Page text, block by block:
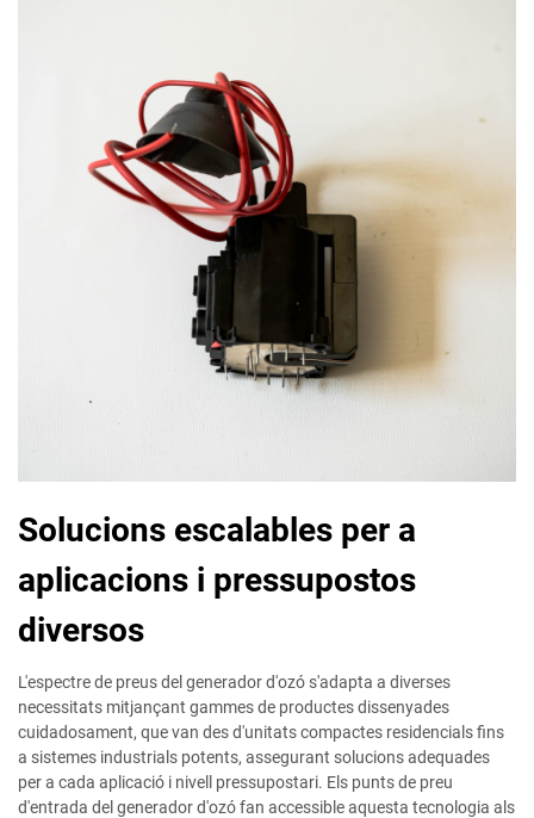
Solucions escalables per a
aplicacions i pressupostos
diversos
L'espectre de preus del generador d'ozó s'adapta a diverses
necessitats mitjançant gammes de productes dissenyades
cuidadosament, que van des d'unitats compactes residencials fins
a sistemes industrials potents, assegurant solucions adequades
per a cada aplicació i nivell pressupostari. Els punts de preu
d'entrada del generador d'ozó fan accessible aquesta tecnologia als